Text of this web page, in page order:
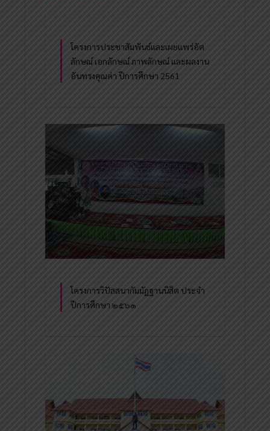
โครงการประชาสัมพันธ์และเผยแพร่อัต
ลักษณ์ เอกลักษณ์ ภาพลักษณ์ และผลงาน
อันทรงคุณค่า ปีการศึกษา 2561
โครงการวิปัสสนากัมมัฏฐานนิสิต ประจำ
ปีการศึกษา ๒๕๖๑